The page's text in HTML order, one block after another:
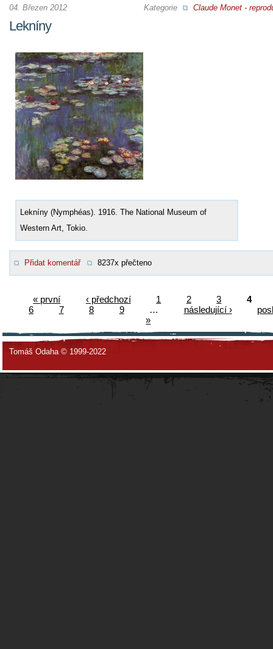
Kategorie Claude Monet -
04. Březen 2012
Lekníny
Lekníny (Nymphéas). 1916. The National Museum of
Western Art, Tokio.
Přidat komentář 8237x přečteno
« první ‹ předchozí 1 2 3
4
6
7 8 9 … následující ›
»
Tomáš Odaha © 1999-2022